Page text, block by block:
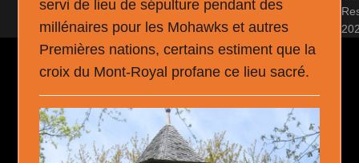
servi de lieu de sépulture pendant des
millénaires pour les Mohawks et autres
Premières nations, certains estiment que la
croix du Mont-Royal profane ce lieu sacré.